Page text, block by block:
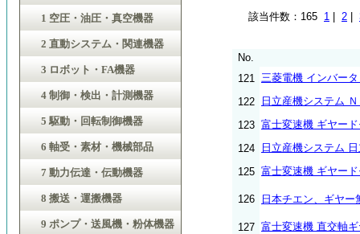
該当件数：165 1 2
No.
121 三菱電機 インバー
122
日立産機システム
123 富士変速機 ギヤー
124
日立産機システム
125 富士変速機 ギヤー
126 日本チエン、ギヤ
127 富士変速機 直交軸
1 空圧・油圧・真空機器
2 直動システム・関連機器
3 ロボット・FA機器
4 制御・検出・計測機器
5 駆動・回転制御機器
6 軸受・素材・機械部品
7 動力伝達・伝動機器
8 搬送・運搬機器
9 ポンプ・送風機・粉体機器